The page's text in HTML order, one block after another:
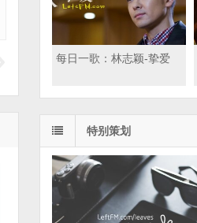
每日一歌：林志颖-挚爱
特别策划